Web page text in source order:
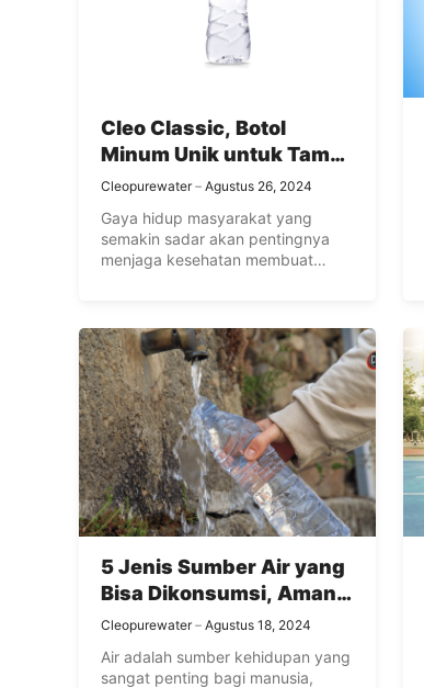
Cleo Classic, Botol
Minum Unik untuk Tampil
Lebih Beda!
Cleopurewater Agustus 26, 2024
Gaya hidup masyarakat yang
semakin sadar akan pentingnya
menjaga kesehatan membuat
5 Jenis Sumber Air yang
Bisa Dikonsumsi, Aman
untuk Tubuh!
Cleopurewater Agustus 18, 2024
Air adalah sumber kehidupan yang
sangat penting bagi manusia,